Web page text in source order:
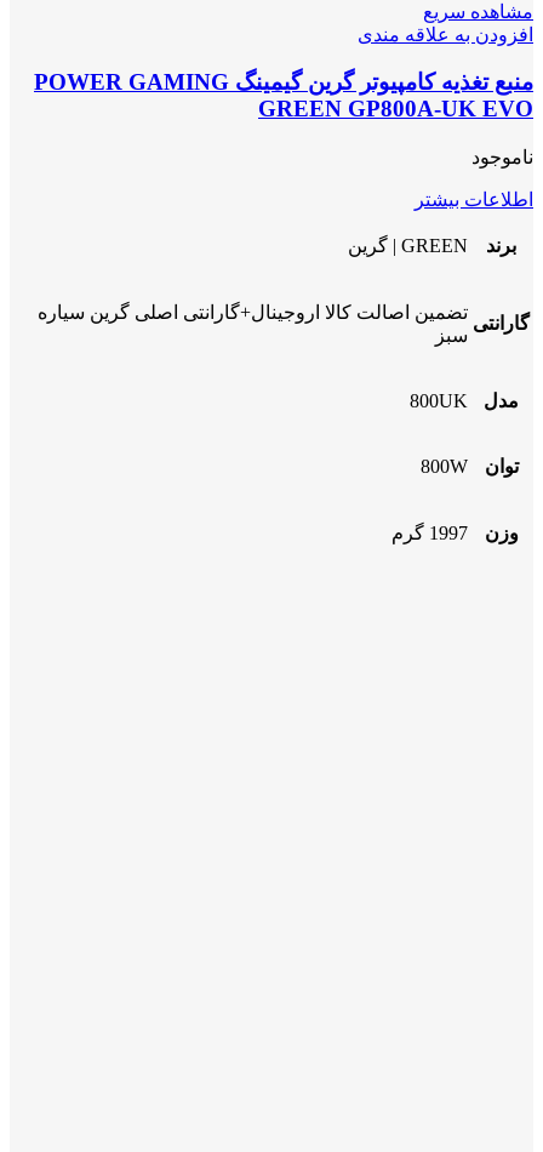
مشاهده سریع
افزودن به علاقه مندی
منبع تغذیه کامپیوتر گرین گیمینگ POWER GAMING
GREEN GP800A-UK EVO
ناموجود
اطلاعات بیشتر
برند GREEN | گرین
گارانتی
تضمین اصالت کالا اروجینال+گارانتی اصلی گرین سیاره
سبز
مدل 800UK
توان 800W
وزن 1997 گرم